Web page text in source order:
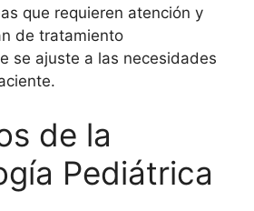
que requieren atención y
de tratamiento
se ajuste a las necesidades
de la
Pediátrica